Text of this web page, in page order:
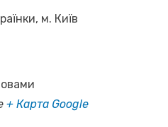
м. Київ
+ Карта Google